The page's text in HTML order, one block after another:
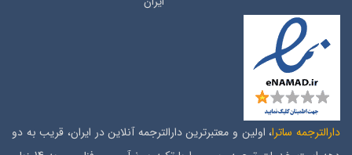
دارالترجمه ساترا، اولین و معتبرترین دارالترجمه آنلاین در ایران، قریب به دو